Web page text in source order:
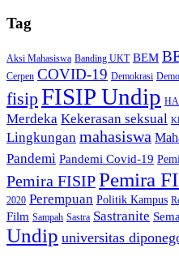
Tag
Aksi Mahasiswa Banding UKT BEM
Cerpen COVID-19 Demokrasi
fisipFISIP Undip
Merdeka Kekerasan seksual
Lingkungan mahasiswa
Pandemi Pandemi Covid-19
Pemira FISIPPemira
2020 Perempuan Politik Kampus
Film Sampah Sastra Sastranite
Undip universitas